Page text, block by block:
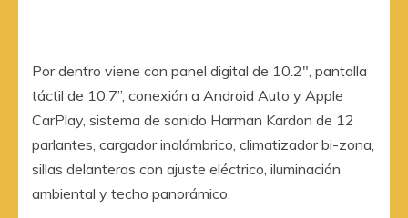
Por dentro viene con panel digital de 10.2″, pantalla
táctil de 10.7”, conexión a Android Auto y Apple
CarPlay, sistema de sonido Harman Kardon de 12
parlantes, cargador inalámbrico, climatizador bi-zona,
sillas delanteras con ajuste eléctrico, iluminación
ambiental y techo panorámico.